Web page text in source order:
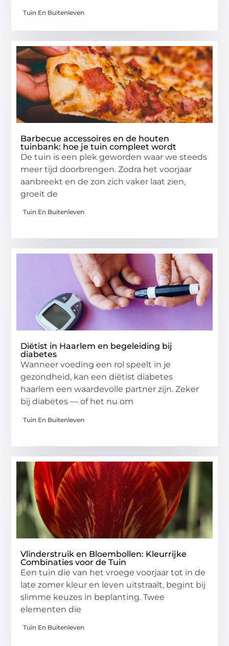
Tuin En Buitenleven
Barbecue accessoires en de houten
tuinbank: hoe je tuin compleet wordt
De tuin is een plek geworden waar we steeds
meer tijd doorbrengen. Zodra het voorjaar
aanbreekt en de zon zich vaker laat zien,
groeit de
Tuin En Buitenleven
Diëtist in Haarlem en begeleiding bij
diabetes
Wanneer voeding een rol speelt in je
gezondheid, kan een diëtist diabetes
haarlem een waardevolle partner zijn. Zeker
bij diabetes — of het nu om
Tuin En Buitenleven
Vlinderstruik en Bloembollen: Kleurrijke
Combinaties voor de Tuin
Een tuin die van het vroege voorjaar tot in de
late zomer kleur en leven uitstraalt, begint bij
slimme keuzes in beplanting. Twee
elementen die
Tuin En Buitenleven